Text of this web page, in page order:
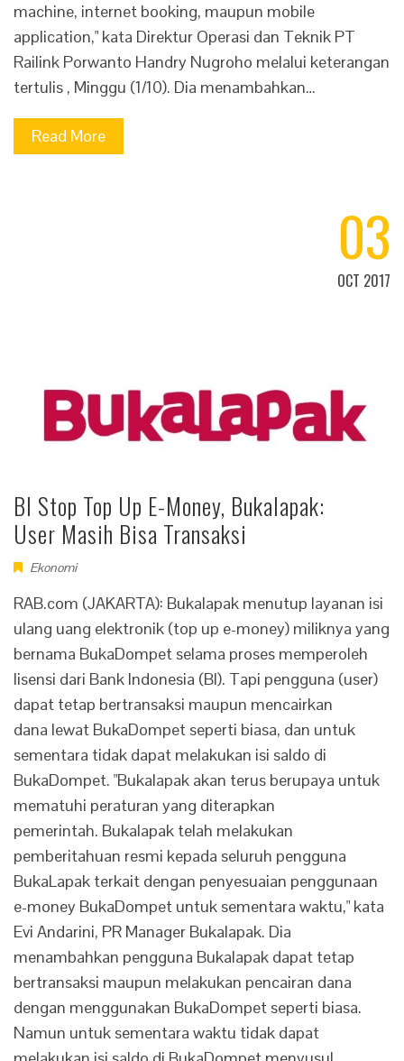
machine, internet booking, maupun mobile
application," kata Direktur Operasi dan Teknik PT
Railink Porwanto Handry Nugroho melalui keterangan
tertulis , Minggu (1/10). Dia menambahkan…
Read More
03
OCT 2017
BI Stop Top Up E-Money, Bukalapak:
User Masih Bisa Transaksi
Ekonomi
RAB.com (JAKARTA): Bukalapak menutup layanan isi
ulang uang elektronik (top up e-money) miliknya yang
bernama BukaDompet selama proses memperoleh
lisensi dari Bank Indonesia (BI). Tapi pengguna (user)
dapat tetap bertransaksi maupun mencairkan
dana lewat BukaDompet seperti biasa, dan untuk
sementara tidak dapat melakukan isi saldo di
BukaDompet. "Bukalapak akan terus berupaya untuk
mematuhi peraturan yang diterapkan
pemerintah. Bukalapak telah melakukan
pemberitahuan resmi kepada seluruh pengguna
BukaLapak terkait dengan penyesuaian penggunaan
e-money BukaDompet untuk sementara waktu," kata
Evi Andarini, PR Manager Bukalapak. Dia
menambahkan pengguna Bukalapak dapat tetap
bertransaksi maupun melakukan pencairan dana
dengan menggunakan BukaDompet seperti biasa.
Namun untuk sementara waktu tidak dapat